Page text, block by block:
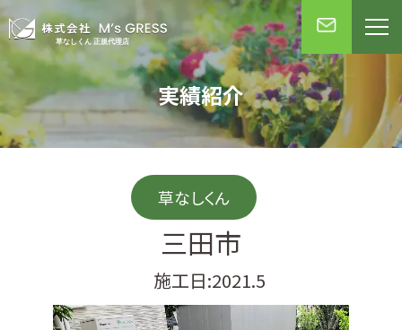
実績紹介
草なしくん
三田市
施工日:2021.5